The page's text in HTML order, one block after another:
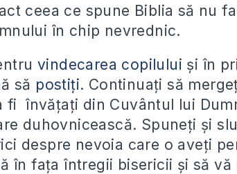
ceea ce spune Biblia să nu
în chip nevrednic.
vindecarea copilului și în
să postiți. Continuați să
fi învățați din Cuvântul lui
duhovnicească. Spuneți și
despre nevoia care o aveți
în fața întregii bisericii și să vă